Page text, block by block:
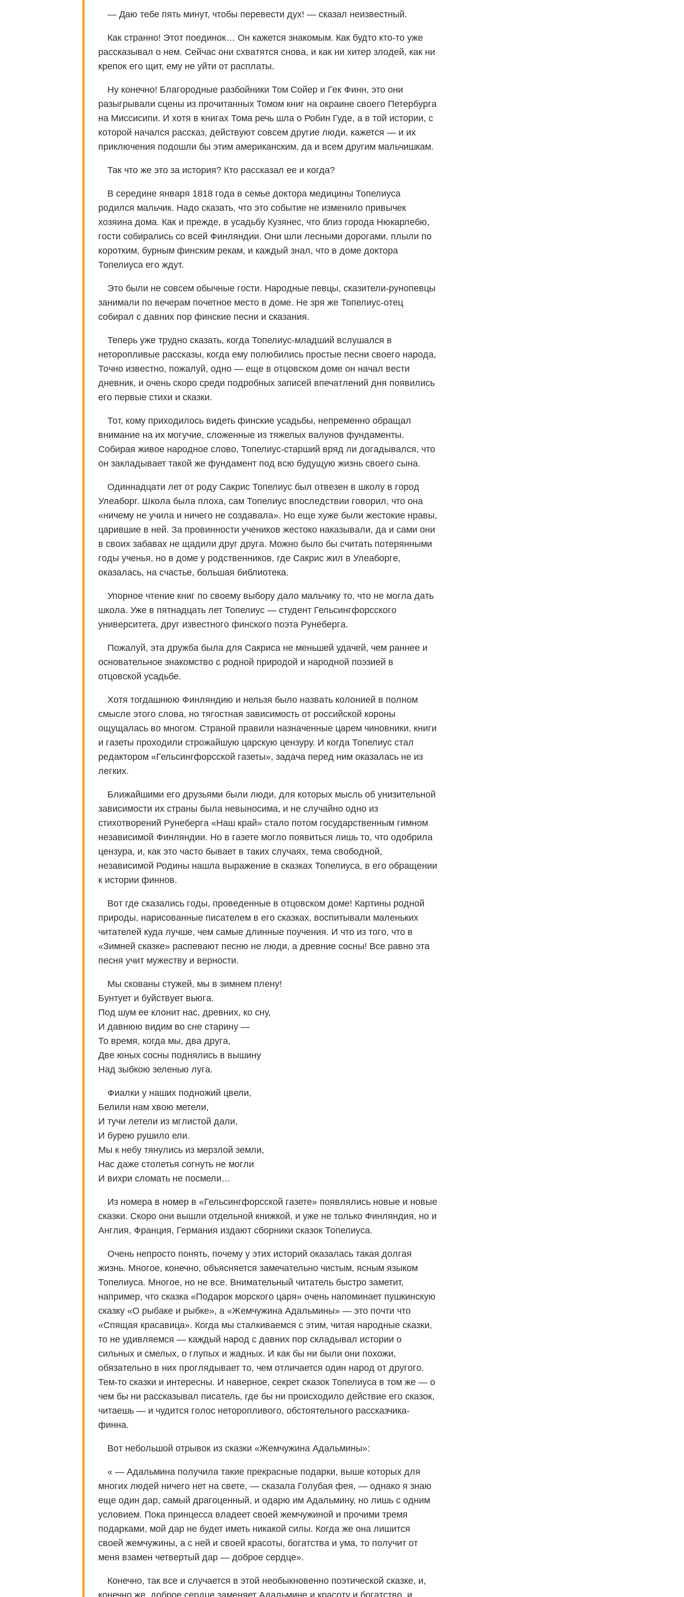
— Даю тебе пять минут, чтобы перевести дух! — сказал неизвестный.
Как странно! Этот поединок… Он кажется знакомым. Как будто кто-то уже
рассказывал о нем. Сейчас они схватятся снова, и как ни хитер злодей, как ни
крепок его щит, ему не уйти от расплаты.
Ну конечно! Благородные разбойники Том Сойер и Гек Финн, это они
разыгрывали сцены из прочитанных Томом книг на окраине своего Петербурга
на Миссисипи. И хотя в книгах Тома речь шла о Робин Гуде, а в той истории, с
которой начался рассказ, действуют совсем другие люди, кажется — и их
приключения подошли бы этим американским, да и всем другим мальчишкам.
Так что же это за история? Кто рассказал ее и когда?
В середине января 1818 года в семье доктора медицины Топелиуса
родился мальчик. Надо сказать, что это событие не изменило привычек
хозяина дома. Как и прежде, в усадьбу Кузянес, что близ города Нюкарлебю,
гости собирались со всей Финляндии. Они шли лесными дорогами, плыли по
коротким, бурным финским рекам, и каждый знал, что в доме доктора
Топелиуса его ждут.
Это были не совсем обычные гости. Народные певцы, сказители-рунопевцы
занимали по вечерам почетное место в доме. Не зря же Топелиус-отец
собирал с давних пор финские песни и сказания.
Теперь уже трудно сказать, когда Топелиус-младший вслушался в
неторопливые рассказы, когда ему полюбились простые песни своего народа,
Точно известно, пожалуй, одно — еще в отцовском доме он начал вести
дневник, и очень скоро среди подробных записей впечатлений дня появились
его первые стихи и сказки.
Тот, кому приходилось видеть финские усадьбы, непременно обращал
внимание на их могучие, сложенные из тяжелых валунов фундаменты.
Собирая живое народное слово, Топелиус-старший вряд ли догадывался, что
он закладывает такой же фундамент под всю будущую жизнь своего сына.
Одиннадцати лет от роду Сакрис Топелиус был отвезен в школу в город
Улеаборг. Школа была плоха, сам Топелиус впоследствии говорил, что она
«ничему не учила и ничего не создавала». Но еще хуже были жестокие нравы,
царившие в ней. За провинности учеников жестоко наказывали, да и сами они
в своих забавах не щадили друг друга. Можно было бы считать потерянными
годы ученья, но в доме у родственников, где Сакрис жил в Улеаборге,
оказалась, на счастье, большая библиотека.
Упорное чтение книг по своему выбору дало мальчику то, что не могла дать
школа. Уже в пятнадцать лет Топелиус — студент Гельсингфорсского
университета, друг известного финского поэта Рунеберга.
Пожалуй, эта дружба была для Сакриса не меньшей удачей, чем раннее и
основательное знакомство с родной природой и народной поэзией в
отцовской усадьбе.
Хотя тогдашнюю Финляндию и нельзя было назвать колонией в полном
смысле этого слова, но тягостная зависимость от российской короны
ощущалась во многом. Страной правили назначенные царем чиновники, книги
и газеты проходили строжайшую царскую цензуру. И когда Топелиус стал
редактором «Гельсингфорсской газеты», задача перед ним оказалась не из
легких.
Ближайшими его друзьями были люди, для которых мысль об унизительной
зависимости их страны была невыносима, и не случайно одно из
стихотворений Рунеберга «Наш край» стало потом государственным гимном
независимой Финляндии. Но в газете могло появиться лишь то, что одобрила
цензура, и, как это часто бывает в таких случаях, тема свободной,
независимой Родины нашла выражение в сказках Топелиуса, в его обращении
к истории финнов.
Вот где сказались годы, проведенные в отцовском доме! Картины родной
природы, нарисованные писателем в его сказках, воспитывали маленьких
читателей куда лучше, чем самые длинные поучения. И что из того, что в
«Зимней сказке» распевают песню не люди, а древние сосны! Все равно эта
песня учит мужеству и верности.
Мы скованы стужей, мы в зимнем плену!
Бунтует и буйствует вьюга.
Под шум ее клонит нас, древних, ко сну,
И давнюю видим во сне старину —
То время, когда мы, два друга,
Две юных сосны поднялись в вышину
Над зыбкою зеленью луга.
Фиалки у наших подножий цвели,
Белили нам хвою метели,
И тучи летели из мглистой дали,
И бурею рушило ели.
Мы к небу тянулись из мерзлой земли,
Нас даже столетья согнуть не могли
И вихри сломать не посмели…
Из номера в номер в «Гельсингфорсской газете» появлялись новые и новые
сказки. Скоро они вышли отдельной книжкой, и уже не только Финляндия, но и
Англия, Франция, Германия издают сборники сказок Топелиуса.
Очень непросто понять, почему у этих историй оказалась такая долгая
жизнь. Многое, конечно, объясняется замечательно чистым, ясным языком
Топелиуса. Многое, но не все. Внимательный читатель быстро заметит,
например, что сказка «Подарок морского царя» очень напоминает пушкинскую
сказку «О рыбаке и рыбке», а «Жемчужина Адальмины» — это почти что
«Спящая красавица». Когда мы сталкиваемся с этим, читая народные сказки,
то не удивляемся — каждый народ с давних пор складывал истории о
сильных и смелых, о глупых и жадных. И как бы ни были они похожи,
обязательно в них проглядывает то, чем отличается один народ от другого.
Тем-то сказки и интересны. И наверное, секрет сказок Топелиуса в том же — о
чем бы ни рассказывал писатель, где бы ни происходило действие его сказок,
читаешь — и чудится голос неторопливого, обстоятельного рассказчика-
финна.
Вот небольшой отрывок из сказки «Жемчужина Адальмины»:
« — Адальмина получила такие прекрасные подарки, выше которых для
многих людей ничего нет на свете, — сказала Голубая фея, — однако я знаю
еще один дар, самый драгоценный, и одарю им Адальмину, но лишь с одним
условием. Пока принцесса владеет своей жемчужиной и прочими тремя
подарками, мой дар не будет иметь никакой силы. Когда же она лишится
своей жемчужины, а с ней и своей красоты, богатства и ума, то получит от
меня взамен четвертый дар — доброе сердце».
Конечно, так все и случается в этой необыкновенно поэтической сказке, и,